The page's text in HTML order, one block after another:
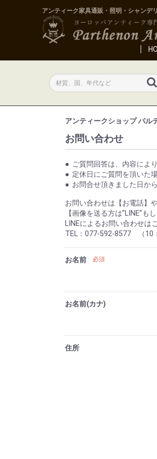
アンティーク家具通販・照明・シャンデ
アンティークショップ パル
お問い合わせ
ご質問回答は、内容によ
定休日にご質問を頂いた
お問合せ頂きました日か
お問い合わせは【お電話】
【画像を送る方は”LINE”も
LINEによるお問い合わせは
TEL：077-592-8577 （10
お名前 必須
お名前(カナ)
住所